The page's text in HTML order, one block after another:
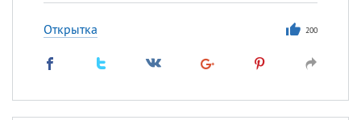
Открытка 200